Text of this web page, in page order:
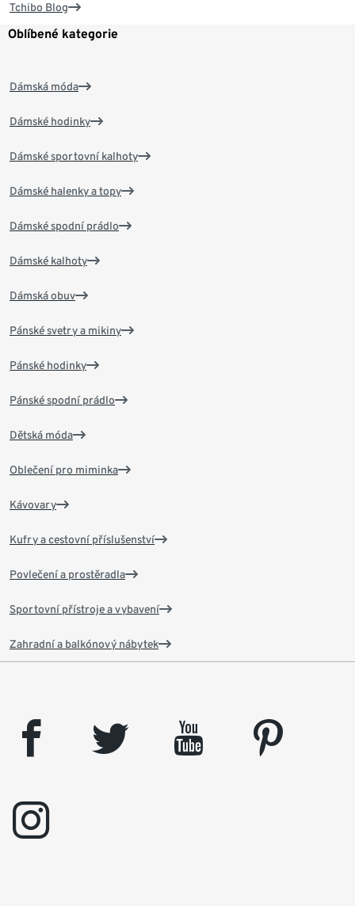
Tchibo Blog
Oblíbené kategorie
Dámská móda
Dámské hodinky
Dámské sportovní kalhoty
Dámské halenky a topy
Dámské spodní prádlo
Dámské kalhoty
Dámská obuv
Pánské svetry a mikiny
Pánské hodinky
Pánské spodní prádlo
Dětská móda
Oblečení pro miminka
Kávovary
Kufry a cestovní příslušenství
Povlečení a prostěradla
Sportovní přístroje a vybavení
Zahradní a balkónový nábytek
facebook twitter youtube
pinterest
instagram